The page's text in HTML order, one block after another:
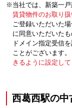
※当社では、新築一戸
賃貸物件のお取り
ご登録いただいた
に同意いただいたも
ドメイン指定受信
ことがございます。
きるように設定して
西葛西駅の中